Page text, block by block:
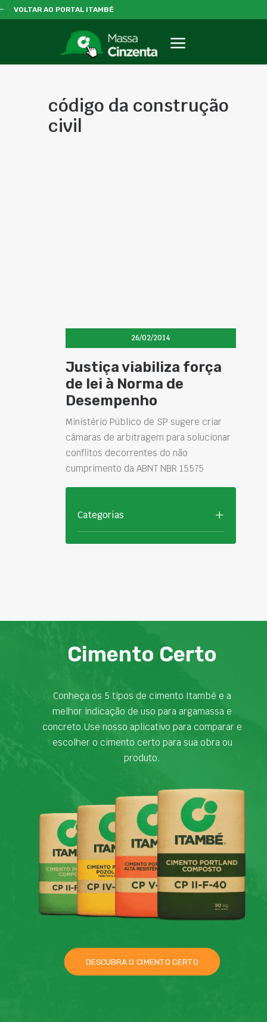
VOLTAR AO PORTAL ITAMBÉ
código da construção
civil
26/02/2014
Justiça viabiliza força
de lei à Norma de
Desempenho
Ministério Público de SP sugere criar
câmaras de arbitragem para solucionar
conflitos decorrentes do não
cumprimento da ABNT NBR 15575
Categorias
Cimento Certo
Conheça os 5 tipos de cimento Itambé e a
melhor indicação de uso para argamassa e
concreto.Use nosso aplicativo para comparar e
escolher o cimento certo para sua obra ou
produto.
DESCUBRA O CIMENTO CERTO